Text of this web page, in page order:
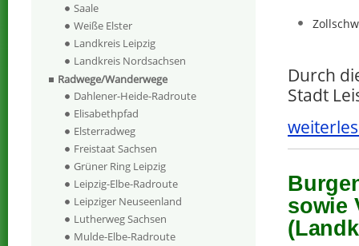
Durch
Stadt
sowie
Saale
Weiße Elster
Landkreis Leipzig
Landkreis Nordsachsen
Radwege/Wanderwege
Dahlener-Heide-Radroute
Elisabethpfad
Elsterradweg
Freistaat Sachsen
Grüner Ring Leipzig
Leipzig-Elbe-Radroute
Leipziger Neuseenland
Lutherweg Sachsen
Mulde-Elbe-Radroute